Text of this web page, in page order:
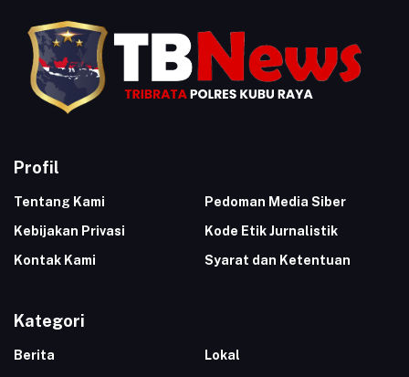
Profil
Tentang Kami
Pedoman Media Siber
Kebijakan Privasi
Kode Etik Jurnalistik
Kontak Kami
Syarat dan Ketentuan
Kategori
Berita
Lokal